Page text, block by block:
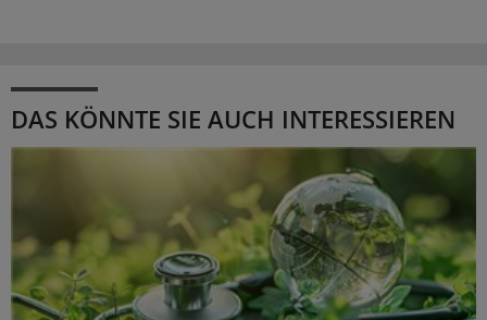
DAS KÖNNTE SIE AUCH INTERESSIEREN